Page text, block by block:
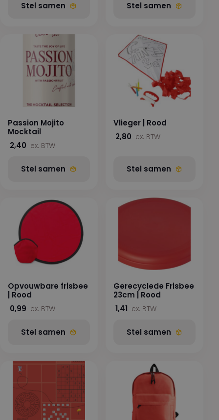
Stel samen Stel samen
Passion Mojito
Mocktail
2,40 ex. BTW
Stel samen
Vlieger | Rood
2,80 ex. BTW
Stel samen
Opvouwbare frisbee
| Rood
0,99 ex. BTW
Stel samen
Gerecyclede Frisbee
23cm | Rood
1,41 ex. BTW
Stel samen